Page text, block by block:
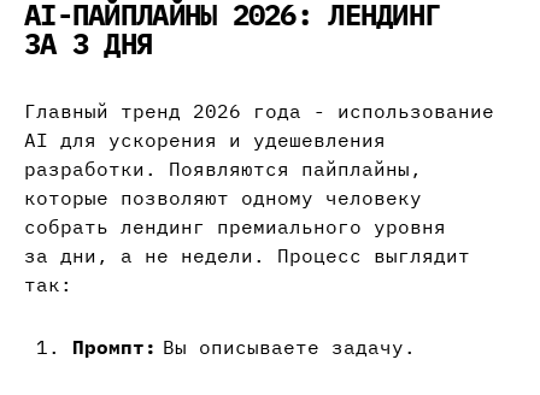
AI-ПАЙПЛАЙНЫ 2026: ЛЕНДИНГ
ЗА 3 ДНЯ
Главный тренд 2026 года - использование
AI для ускорения и удешевления
разработки. Появляются пайплайны,
которые позволяют одному человеку
собрать лендинг премиального уровня
за дни, а не недели. Процесс выглядит
так:
Промпт: Вы описываете задачу.